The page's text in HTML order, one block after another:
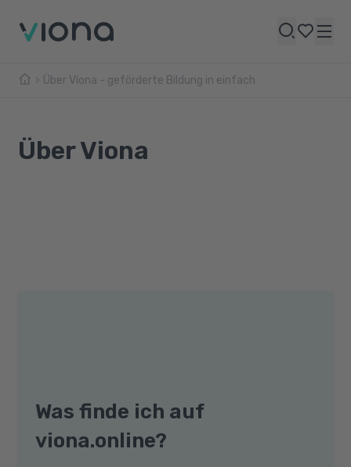
Über Viona - geförderte Bildung in einfach
Über Viona
Was finde ich auf
viona.online?